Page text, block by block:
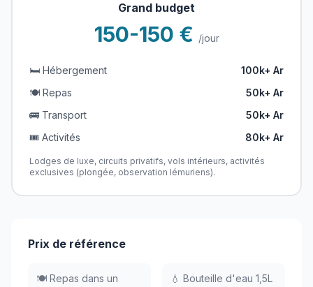
Grand budget
150-150 € /jour
🛏️ Hébergement
100k+ Ar
🍽️ Repas
50k+ Ar
🚌 Transport
50k+ Ar
🎟️ Activités
80k+ Ar
Lodges de luxe, circuits privatifs, vols intérieurs, activités
exclusives (plongée, observation lémuriens).
Prix de référence
🍽️ Repas dans un
💧 Bouteille d'eau 1,5L